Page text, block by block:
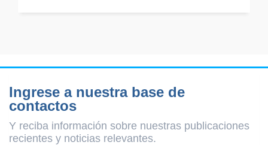
Ingrese a nuestra base de
contactos
Y reciba información sobre nuestras publicaciones
recientes y noticias relevantes.